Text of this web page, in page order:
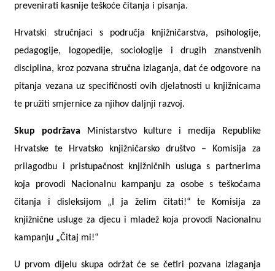
prevenirati kasnije teškoće čitanja i pisanja.
Hrvatski stručnjaci s područja knjižničarstva, psihologije,
pedagogije, logopedije, sociologije i drugih znanstvenih
disciplina, kroz pozvana stručna izlaganja, dat će odgovore na
pitanja vezana uz specifičnosti ovih djelatnosti u knjižnicama
te pružiti smjernice za njihov daljnji razvoj.
Skup podržava
Ministarstvo kulture i medija Republike
Hrvatske te Hrvatsko knjižničarsko društvo – Komisija za
prilagodbu i pristupačnost knjižničnih usluga s partnerima
koja provodi Nacionalnu kampanju za osobe s teškoćama
čitanja i disleksijom „I ja želim čitati!“ te Komisija za
knjižnične usluge za djecu i mladež koja provodi Nacionalnu
kampanju „Čitaj mi!“
U prvom dijelu skupa održat će se četiri pozvana izlaganja